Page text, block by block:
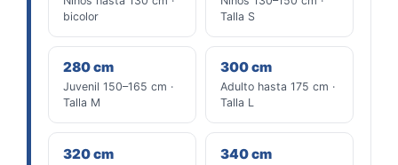
bicolor
Talla S
280 cm
Juvenil 150–165 cm ·
Talla M
300 cm
Adulto hasta 175 cm ·
Talla L
320 cm 340 cm